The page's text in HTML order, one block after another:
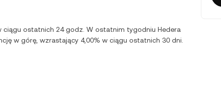
ciągu ostatnich 24 godz. W ostatnim tygodniu Hedera
w górę, wzrastający 4,00% w ciągu ostatnich 30 dni.